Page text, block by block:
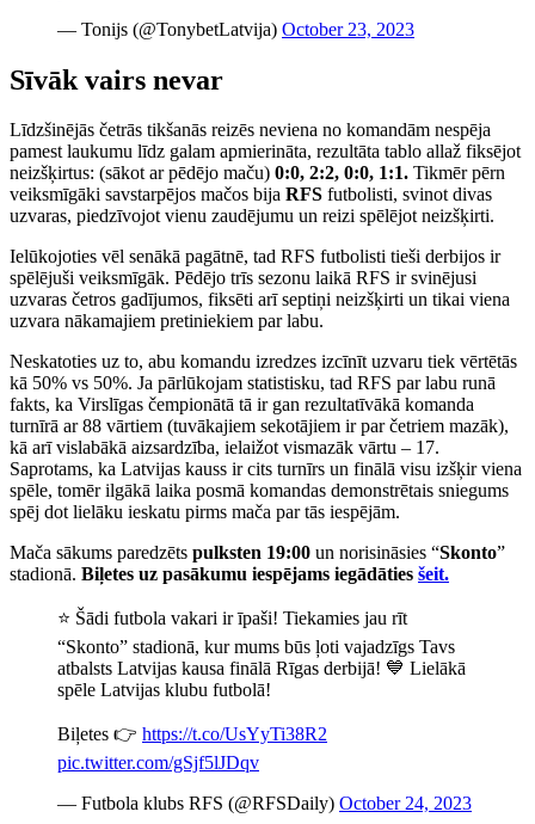
— Tonijs (@TonybetLatvija) October 23, 2023
Sīvāk vairs nevar
Līdzšinējās četrās tikšanās reizēs neviena no komandām nespēja
pamest laukumu līdz galam apmierināta, rezultāta tablo allaž fiksējot
neizšķirtus: (sākot ar pēdējo maču) 0:0, 2:2, 0:0, 1:1. Tikmēr pērn
veiksmīgāki savstarpējos mačos bija RFS futbolisti, svinot divas
uzvaras, piedzīvojot vienu zaudējumu un reizi spēlējot neizšķirti.
Ielūkojoties vēl senākā pagātnē, tad RFS futbolisti tieši derbijos ir
spēlējuši veiksmīgāk. Pēdējo trīs sezonu laikā RFS ir svinējusi
uzvaras četros gadījumos, fiksēti arī septiņi neizšķirti un tikai viena
uzvara nākamajiem pretiniekiem par labu.
Neskatoties uz to, abu komandu izredzes izcīnīt uzvaru tiek vērtētās
kā 50% vs 50%. Ja pārlūkojam statistisku, tad RFS par labu runā
fakts, ka Virslīgas čempionātā tā ir gan rezultatīvākā komanda
turnīrā ar 88 vārtiem (tuvākajiem sekotājiem ir par četriem mazāk),
kā arī vislabākā aizsardzība, ielaižot vismazāk vārtu – 17.
Saprotams, ka Latvijas kauss ir cits turnīrs un finālā visu izšķir viena
spēle, tomēr ilgākā laika posmā komandas demonstrētais sniegums
spēj dot lielāku ieskatu pirms mača par tās iespējām.
Mača sākums paredzēts pulksten 19:00 un norisināsies “Skonto”
stadionā. Biļetes uz pasākumu iespējams iegādāties šeit.
⭐️ Šādi futbola vakari ir īpaši! Tiekamies jau rīt
“Skonto” stadionā, kur mums būs ļoti vajadzīgs Tavs
atbalsts Latvijas kausa finālā Rīgas derbijā! 💙 Lielākā
spēle Latvijas klubu futbolā!
Biļetes 👉 https://t.co/UsYyTi38R2
pic.twitter.com/gSjf5lJDqv
— Futbola klubs RFS (@RFSDaily) October 24, 2023